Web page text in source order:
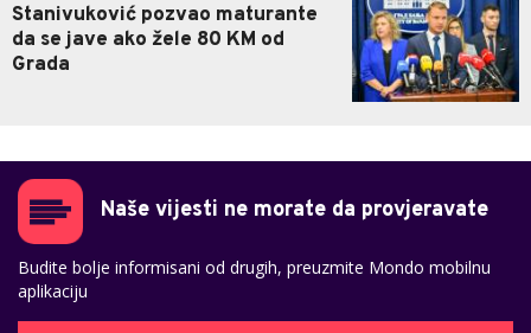
Stanivuković pozvao maturante
da se jave ako žele 80 KM od
Grada
Naše vijesti ne morate da provjeravate
Budite bolje informisani od drugih, preuzmite Mondo mobilnu
aplikaciju